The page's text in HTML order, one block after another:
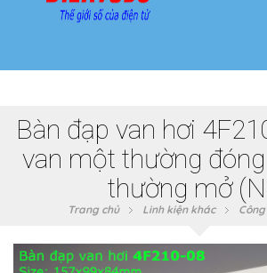
LINH KIỆN KHÁC
Bàn đạp van hơi
van một thường
thường mở
Trang chủ Linh kiện khác